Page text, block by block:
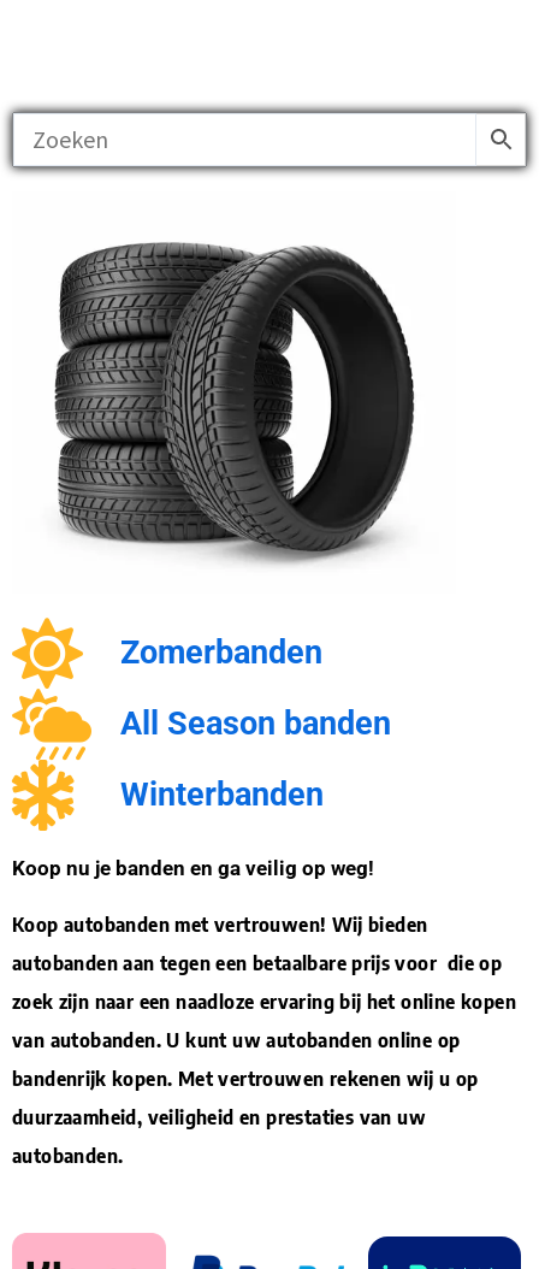
Zomerbanden
All Season banden
Winterbanden
Koop nu je banden en ga veilig op weg!
Koop autobanden met vertrouwen! Wij bieden
autobanden aan tegen een betaalbare prijs voor die op
zoek zijn naar een naadloze ervaring bij het online kopen
van autobanden. U kunt uw autobanden online op
bandenrijk kopen. Met vertrouwen rekenen wij u op
duurzaamheid, veiligheid en prestaties van uw
autobanden.